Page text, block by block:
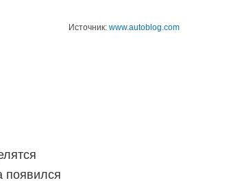
Источник: www.autoblog.com
появился